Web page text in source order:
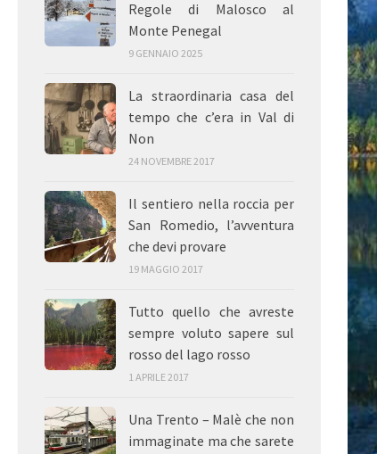
Regole di Malosco al
Monte Penegal
9 GENNAIO 2025
La straordinaria casa del
tempo che c’era in Val di
Non
24 NOVEMBRE 2017
Il sentiero nella roccia per
San Romedio, l’avventura
che devi provare
19 MAGGIO 2017
Tutto quello che avreste
sempre voluto sapere sul
rosso del lago rosso
1 APRILE 2017
Una Trento – Malè che non
immaginate ma che sarete